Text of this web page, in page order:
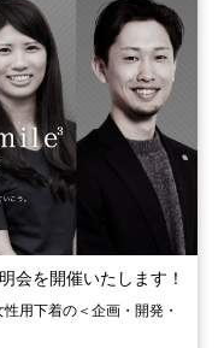
を開催いたします！
用下着の＜企画・開発・